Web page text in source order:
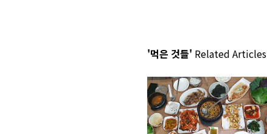
'먹은 것들' Related Articles